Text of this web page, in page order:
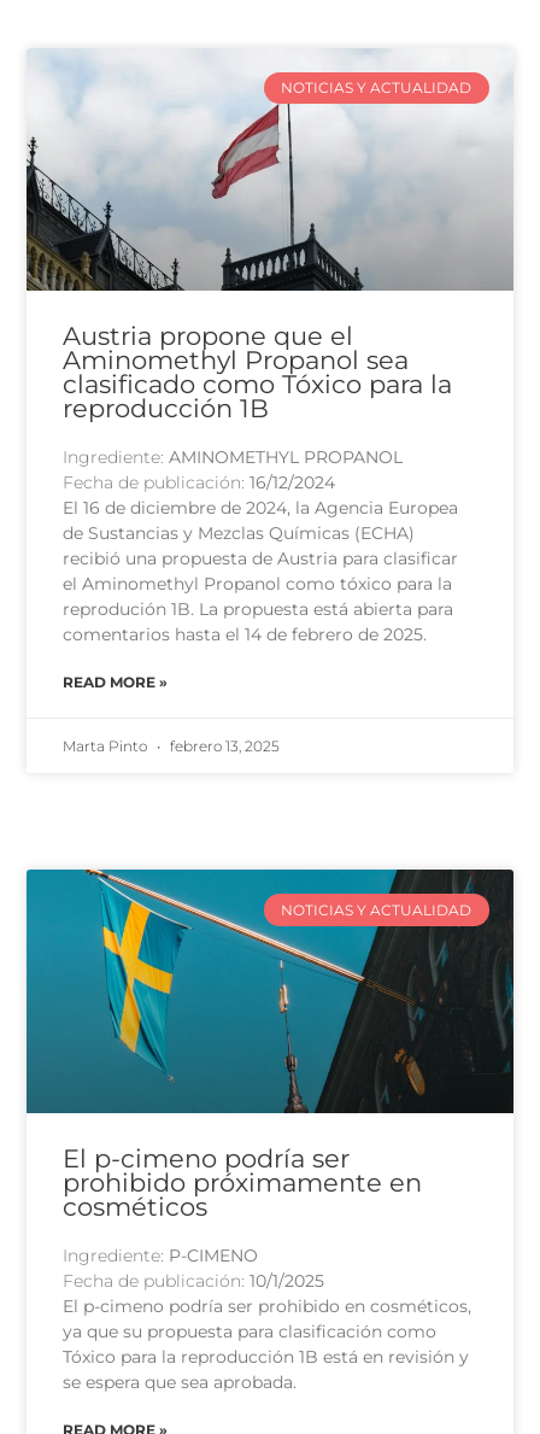
NOTICIAS Y ACTUALIDAD
Austria propone que el
Aminomethyl Propanol sea
clasificado como Tóxico para la
reproducción 1B
Ingrediente:AMINOMETHYL PROPANOL
Fecha de publicación:16/12/2024
El 16 de diciembre de 2024, la Agencia Europea
de Sustancias y Mezclas Químicas (ECHA)
recibió una propuesta de Austria para clasificar
el Aminomethyl Propanol como tóxico para la
reprodución 1B. La propuesta está abierta para
comentarios hasta el 14 de febrero de 2025.
READ MORE »
Marta Pinto febrero 13, 2025
NOTICIAS Y ACTUALIDAD
El p-cimeno podría ser
prohibido próximamente en
cosméticos
Ingrediente: P-CIMENO
Fecha de publicación:10/1/2025
El p-cimeno podría ser prohibido en cosméticos,
ya que su propuesta para clasificación como
Tóxico para la reproducción 1B está en revisión y
se espera que sea aprobada.
READ MORE »